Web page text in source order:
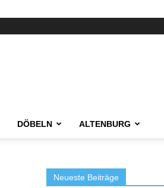
DÖBELN ALTENBURG
Neueste Beiträge